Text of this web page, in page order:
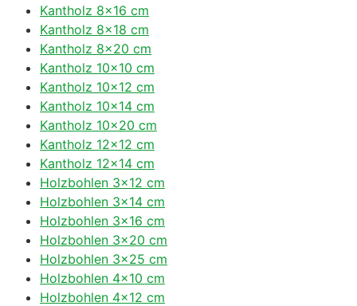
Kantholz 8×16 cm
Kantholz 8×18 cm
Kantholz 8×20 cm
Kantholz 10×10 cm
Kantholz 10×12 cm
Kantholz 10×14 cm
Kantholz 10×20 cm
Kantholz 12×12 cm
Kantholz 12×14 cm
Holzbohlen 3×12 cm
Holzbohlen 3×14 cm
Holzbohlen 3×16 cm
Holzbohlen 3×20 cm
Holzbohlen 3×25 cm
Holzbohlen 4×10 cm
Holzbohlen 4×12 cm